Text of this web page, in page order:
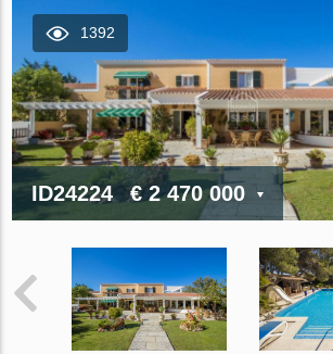
1392
ID24224 € 2 470 000